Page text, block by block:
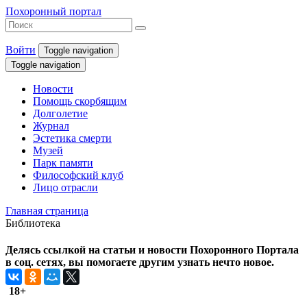
Похоронный портал
Войти
Toggle navigation
Toggle navigation
Новости
Помощь скорбящим
Долголетие
Журнал
Эстетика смерти
Музей
Парк памяти
Философский клуб
Лицо отрасли
Главная страница
Библиотека
Делясь ссылкой на статьи и новости Похоронного Портала
в соц. сетях, вы помогаете другим узнать нечто новое.
18+